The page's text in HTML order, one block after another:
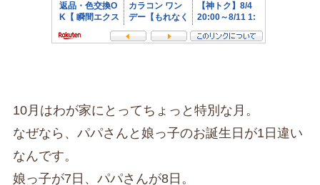
10月はわが家にとってちょっと特別な月。
なぜなら、パパさんと娘っ子のお誕生日が1日違い
なんです。
娘っ子が7日、パパさんが8日。